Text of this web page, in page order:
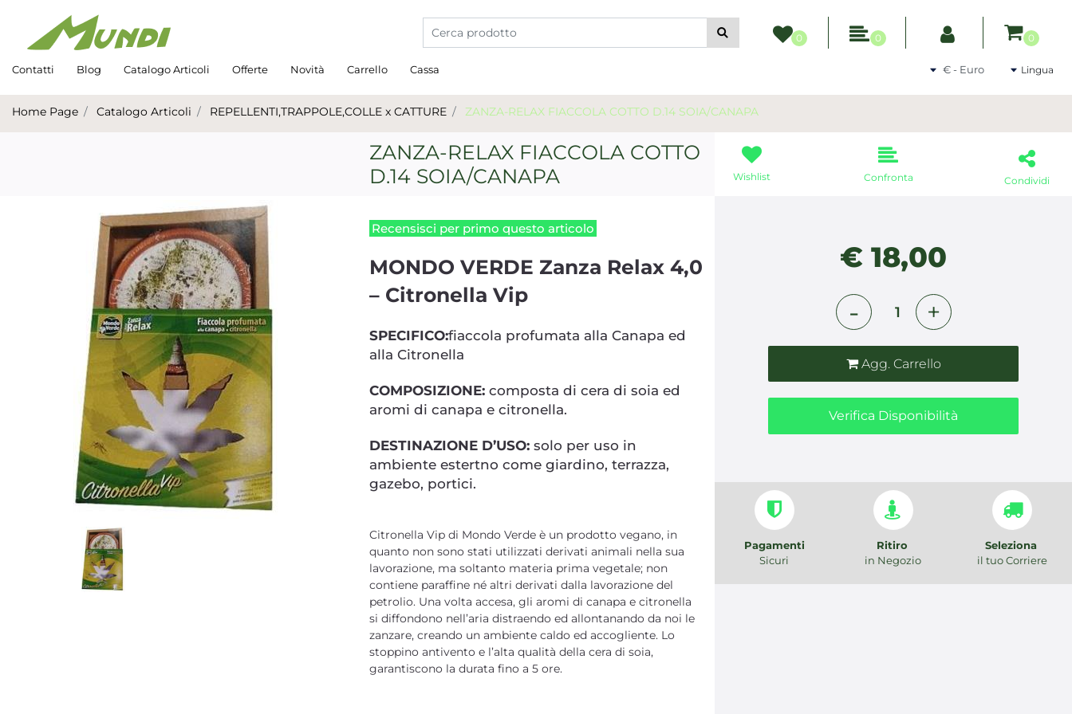
La modifica di un filtro aggiorna automaticamente gli altri filtri disponibili.
0 0 0
Contatti Blog Catalogo Articoli Offerte Novità Carrello Cassa Seleziona una valutaLingua
Home Page Catalogo Articoli REPELLENTI,TRAPPOLE,COLLE x CATTURE ZANZA-RELAX FIACCOLA COTTO D.14 SOIA/CANAPA
ZANZA-RELAX FIACCOLA COTTO
D.14 SOIA/CANAPA
Recensisci per primo questo articolo
MONDO VERDE Zanza Relax 4,0
– Citronella Vip
SPECIFICO:fiaccola profumata alla Canapa ed
alla Citronella
COMPOSIZIONE: composta di cera di soia ed
aromi di canapa e citronella.
DESTINAZIONE D’USO: solo per uso in
ambiente estertno come giardino, terrazza,
gazebo, portici.
Citronella Vip di Mondo Verde è un prodotto vegano, in
quanto non sono stati utilizzati derivati animali nella sua
lavorazione, ma soltanto materia prima vegetale; non
contiene paraffine né altri derivati dalla lavorazione del
petrolio. Una volta accesa, gli aromi di canapa e citronella
si diffondono nell’aria distraendo ed allontanando da noi le
zanzare, creando un ambiente caldo ed accogliente. Lo
stoppino antivento e l’alta qualità della cera di soia,
garantiscono la durata fino a 5 ore.
Wishlist Confronta Condividi
€ 18,00
Agg. Carrello
Verifica Disponibilità
Pagamenti
Sicuri
Ritiro
in Negozio
Seleziona
il tuo Corriere